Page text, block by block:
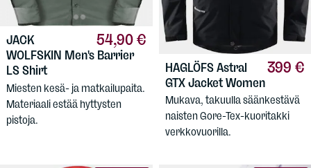
54,90 €
JACK
WOLFSKIN Men's Barrier
LS Shirt
Miesten kesä- ja matkailupaita.
Materiaali estää hyttysten
pistoja.
399 €
HAGLÖFSAstral
GTX Jacket Women
Mukava, takuulla säänkestävä
naisten Gore-Tex-kuoritakki
verkkovuorilla.